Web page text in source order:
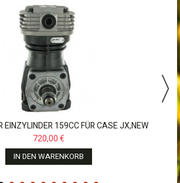
EINZYLINDER 159CC FÜR CASE JX,NEW
HOLLAND,JOHN...
720,00 €
IN DEN WARENKORB